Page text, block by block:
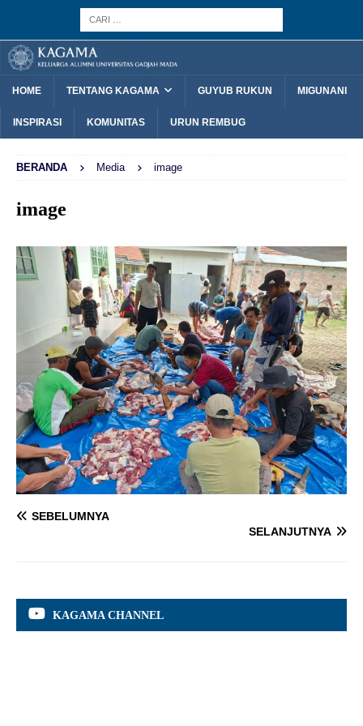
HOME TENTANG KAGAMA GUYUB RUKUN MIGUNANI
INSPIRASI KOMUNITAS URUN REMBUG
BERANDA Media image
image
SEBELUMNYA
SELANJUTNYA
KAGAMA CHANNEL